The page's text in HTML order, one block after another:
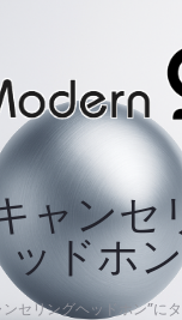
ャンセ
ッドホン
セリングヘッドホン”に